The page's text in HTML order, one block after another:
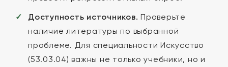
Доступность источников. Проверьте
наличие литературы по выбранной
проблеме. Для специальности Искусство
(53.03.04) важны не только учебники, но и